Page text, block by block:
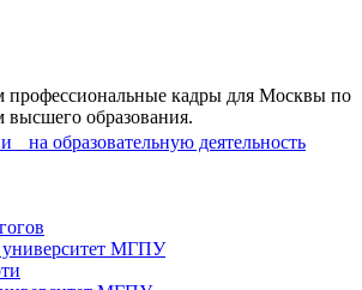
профессиональные кадры для Москвы по
высшего образования.
на образовательную деятельность
университет МГПУ